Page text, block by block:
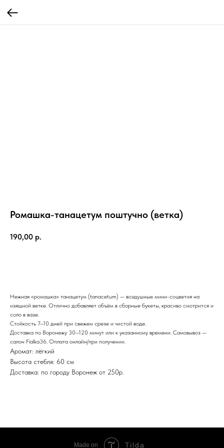
Ромашка-танацетум поштучно (ветка)
190,00 р.
Нежная «ромашка» танацетум (tanacetum) — воздушные мини-соцветия на
изящной ветке. Отлично добавляет объём в сборные букеты, красиво смотрится и
соло в вазе.
Стойкость 7–10 дней при свежем срезе и чистой воде.
Доставка по Воронежу 30–120 минут или к указанному времени. Самовывоз —
салон Fialka36. Оплата онлайн/при получении.
Аромат: лёгкий
Высота стебля: 60 см
Доставка: по городу Воронеж от 250р.
Made on Tilda